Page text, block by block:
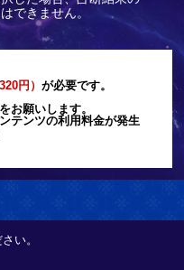
できません。
円）が必要です。
お願いします。
テンツの利用料金が発生
い。